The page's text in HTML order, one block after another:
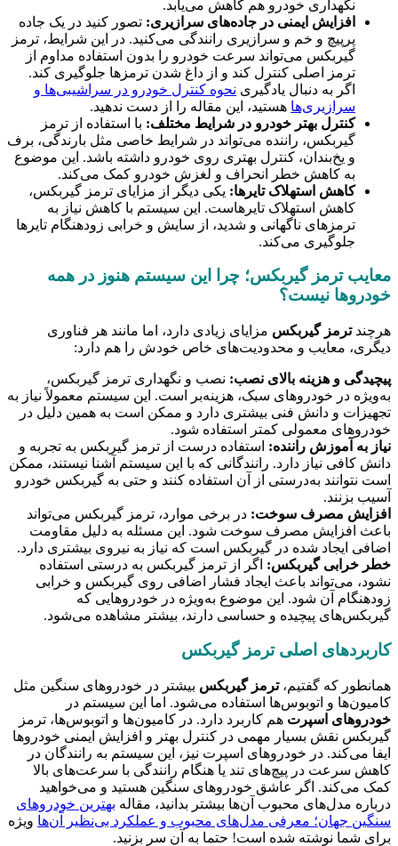
نگهداری خودرو هم کاهش می‌یابد.
افزایش ایمنی در جاده‌های سرازیری: تصور کنید در یک جاده
پرپیچ و خم و سرازیری رانندگی می‌کنید. در این شرایط، ترمز
گیربکس می‌تواند سرعت خودرو را بدون استفاده مداوم از
ترمز اصلی کنترل کند و از داغ شدن ترمزها جلوگیری کند.
اگر به دنبال یادگیری نحوه کنترل خودرو در سراشیبی‌ها و
سرازیری‌ها هستید، این مقاله را از دست ندهید.
کنترل بهتر خودرو در شرایط مختلف: با استفاده از ترمز
گیربکس، راننده می‌تواند در شرایط خاصی مثل بارندگی، برف
و یخ‌بندان، کنترل بهتری روی خودرو داشته باشد. این موضوع
به کاهش خطر انحراف و لغزش خودرو کمک می‌کند.
کاهش استهلاک تایرها: یکی دیگر از مزایای ترمز گیربکس،
کاهش استهلاک تایرهاست. این سیستم با کاهش نیاز به
ترمزهای ناگهانی و شدید، از سایش و خرابی زودهنگام تایرها
جلوگیری می‌کند.
معایب ترمز گیربکس؛ چرا این سیستم هنوز در همه
خودروها نیست؟
هرچندترمز گیربکس مزایای زیادی دارد، اما مانند هر فناوری
دیگری، معایب و محدودیت‌های خاص خودش را هم دارد:
پیچیدگی و هزینه بالای نصب: نصب و نگهداری ترمز گیربکس،
به‌ویژه در خودروهای سبک، هزینه‌بر است. این سیستم معمولاً نیاز به
تجهیزات و دانش فنی بیشتری دارد و ممکن است به همین دلیل در
خودروهای معمولی کمتر استفاده شود.
نیاز به آموزش راننده: استفاده درست از ترمز گیربکس به تجربه و
دانش کافی نیاز دارد. رانندگانی که با این سیستم آشنا نیستند، ممکن
است نتوانند به‌درستی از آن استفاده کنند و حتی به گیربکس خودرو
آسیب بزنند.
افزایش مصرف سوخت: در برخی موارد، ترمز گیربکس می‌تواند
باعث افزایش مصرف سوخت شود. این مسئله به دلیل مقاومت
اضافی ایجاد شده در گیربکس است که نیاز به نیروی بیشتری دارد.
خطر خرابی گیربکس: اگر از ترمز گیربکس به درستی استفاده
نشود، می‌تواند باعث ایجاد فشار اضافی روی گیربکس و خرابی
زودهنگام آن شود. این موضوع به‌ویژه در خودروهایی که
گیربکس‌های پیچیده و حساسی دارند، بیشتر مشاهده می‌شود.
کاربردهای اصلی ترمز گیربکس
همانطور که گفتیم، ترمز گیربکس بیشتر در خودروهای سنگین مثل
کامیون‌ها و اتوبوس‌ها استفاده می‌شود. اما این سیستم در
خودروهای اسپرت هم کاربرد دارد. در کامیون‌ها و اتوبوس‌ها، ترمز
گیربکس نقش بسیار مهمی در کنترل بهتر و افزایش ایمنی خودروها
ایفا می‌کند. در خودروهای اسپرت نیز، این سیستم به رانندگان در
کاهش سرعت در پیچ‌های تند یا هنگام رانندگی با سرعت‌های بالا
کمک می‌کند. اگر عاشق خودروهای سنگین هستید و می‌خواهید
درباره مدل‌های محبوب آن‌ها بیشتر بدانید، مقاله بهترین خودروهای
سنگین جهان؛ معرفی مدل‌های محبوب و عملکرد بی‌نظیر آن‌ها ویژه
برای شما نوشته شده است! حتما به آن سر بزنید.